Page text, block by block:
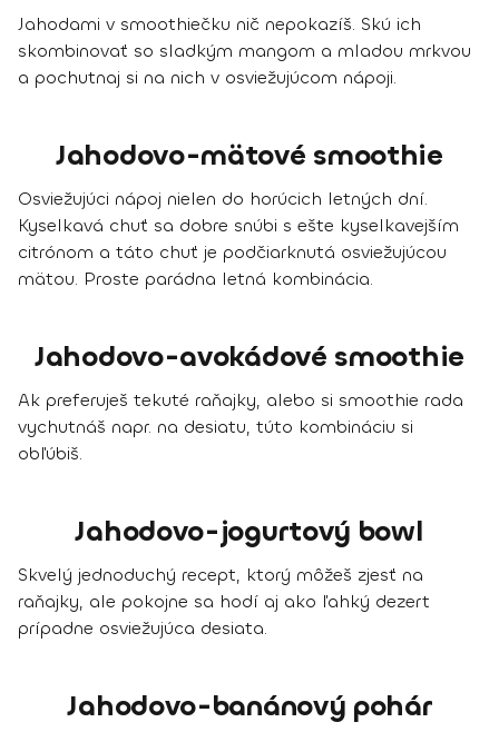
Jahodami v smoothiečku nič nepokazíš. Skú ich
skombinovať so sladkým mangom a mladou mrkvou
a pochutnaj si na nich v osviežujúcom nápoji.
Jahodovo-mätové smoothie
Osviežujúci nápoj nielen do horúcich letných dní.
Kyselkavá chuť sa dobre snúbi s ešte kyselkavejším
citrónom a táto chuť je podčiarknutá osviežujúcou
mätou. Proste parádna letná kombinácia.
Jahodovo-avokádové smoothie
Ak preferuješ tekuté raňajky, alebo si smoothie rada
vychutnáš napr. na desiatu, túto kombináciu si
obľúbiš.
Jahodovo-jogurtový bowl
Skvelý jednoduchý recept, ktorý môžeš zjesť na
raňajky, ale pokojne sa hodí aj ako ľahký dezert
prípadne osviežujúca desiata.
Jahodovo-banánový pohár